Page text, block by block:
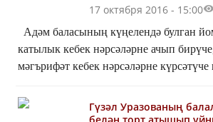
17 октября 2016 - 15:00
катылык кебек нәрсәләрне ачып
мәгърифәт кебек нәрсәләрне күрсәтүче
Гүзәл Уразованың